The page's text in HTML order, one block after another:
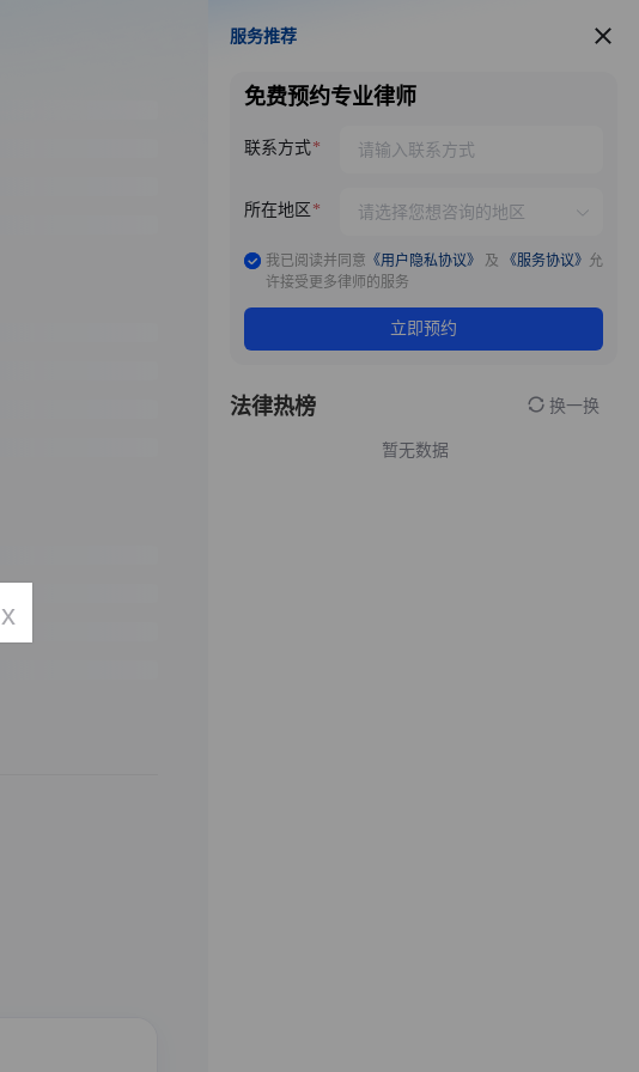
服务推荐
服务推荐
免费预约专业律师
联系方式
所在地区
我已阅读并同意 《用户隐私协议》 及 《服务协议》 允
许接受更多律师的服务
立即预约
法律热榜 换一换
暂无数据
x